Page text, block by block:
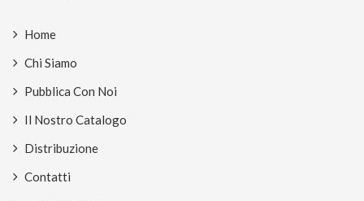
Home
Chi Siamo
Pubblica Con Noi
Il Nostro Catalogo
Distribuzione
Contatti